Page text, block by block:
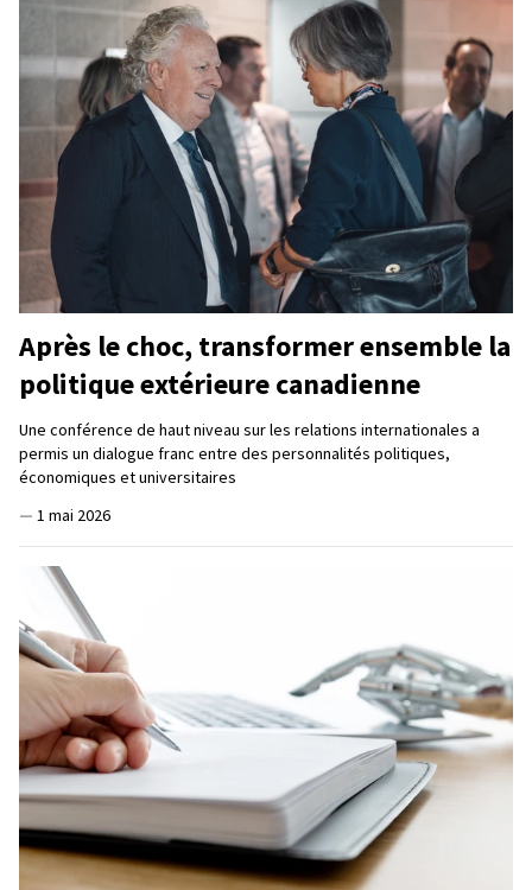
Après le choc, transformer ensemble la
politique extérieure canadienne
Une conférence de haut niveau sur les relations internationales a
permis un dialogue franc entre des personnalités politiques,
économiques et universitaires
— 1 mai 2026